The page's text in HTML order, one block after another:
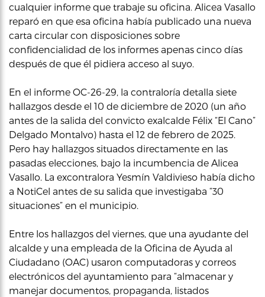
cualquier informe que trabaje su oficina. Alicea Vasallo
reparó en que esa oficina había publicado una nueva
carta circular con disposiciones sobre
confidencialidad de los informes apenas cinco días
después de que él pidiera acceso al suyo.
En el informe OC-26-29, la contraloría detalla siete
hallazgos desde el 10 de diciembre de 2020 (un año
antes de la salida del convicto exalcalde Félix “El Cano”
Delgado Montalvo) hasta el 12 de febrero de 2025.
Pero hay hallazgos situados directamente en las
pasadas elecciones, bajo la incumbencia de Alicea
Vasallo. La excontralora Yesmín Valdivieso había dicho
a NotiCel antes de su salida que investigaba “30
situaciones” en el municipio.
Entre los hallazgos del viernes, que una ayudante del
alcalde y una empleada de la Oficina de Ayuda al
Ciudadano (OAC) usaron computadoras y correos
electrónicos del ayuntamiento para “almacenar y
manejar documentos, propaganda, listados